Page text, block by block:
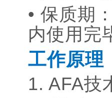
• 保质期
内使用
工作原理
1. AFA